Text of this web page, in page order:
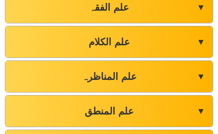
علم الفقہ ▼
علم الکلام ▼
علم المناظرہ ▼
علم المنطق ▼